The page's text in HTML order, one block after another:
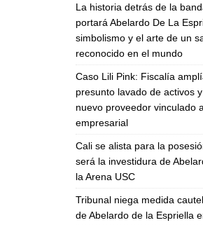
La historia detrás de la
portará Abelardo De La
simbolismo y el arte de un
reconocido en el mundo
Caso Lili Pink: Fiscalía
presunto lavado de activos
nuevo proveedor vinculado
empresarial
Cali se alista para la
será la investidura de
la Arena USC
Tribunal niega medida
de Abelardo de la Espriella